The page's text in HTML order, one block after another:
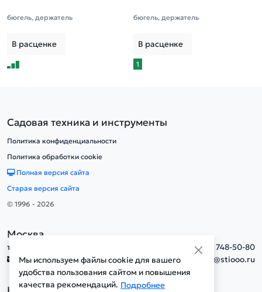
бюгель, держатель
В расценке
бюгель, держатель
В расценке
1
Мы используем файлы cookie для вашего
удобства пользования сайтом и повышения
качества рекомендаций. Подробнее
Садовая техника и инструменты
Политика конфиденциальности
Политика обработки cookie
Полная версия сайта
Старая версия сайта
© 1996 - 2026
Москва
тел.
+7(495) 748-50-80
info@stiooo.ru